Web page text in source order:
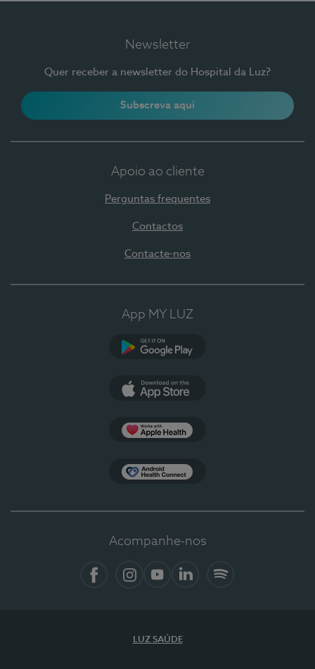
Newsletter
Quer receber a newsletter do Hospital da Luz?
Subscreva aqui
Apoio ao cliente
Perguntas frequentes
Contactos
Contacte-nos
App MY LUZ
Acompanhe-nos
LUZ SAÚDE